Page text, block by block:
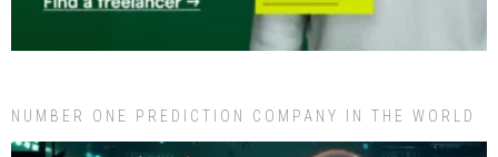
NUMBER ONE PREDICTION COMPANY IN THE WORLD